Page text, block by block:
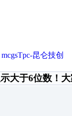
mcgsTpc-昆仑技创
大于6位数！